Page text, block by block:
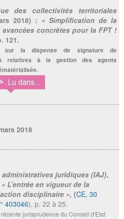
des collectivités territoriales
2018) : « Simplification de la
concrètes pour la FPT !
121.
sur la dispense de signature de
relatives à la gestion des agents
2018
juridiques (IAJ),
« L’entrée en vigueur de la
disciplinaire », (CE, 30
403046), p. 22 à 25.
jurisprudence du Conseil d'Etat